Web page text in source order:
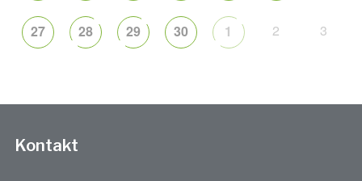
27 28 29 30 1 2 3
Kontakt